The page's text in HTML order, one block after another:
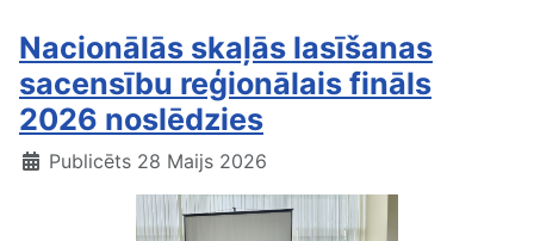
Nacionālās skaļās lasīšanas
sacensību reģionālais fināls
2026 noslēdzies
Publicēts 28 Maijs 2026